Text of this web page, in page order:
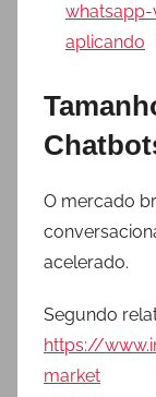
aplicando
O mercado
acelerado.
Segundo
https://
market